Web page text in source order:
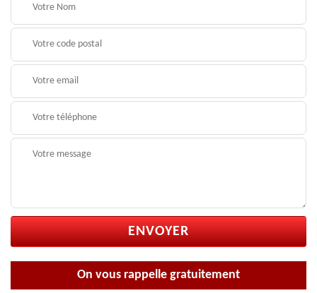
On vous rappelle gratuitement